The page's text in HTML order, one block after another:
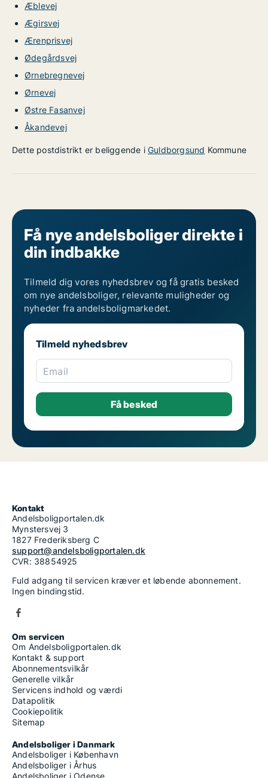
Æblevej
Ægirsvej
Ærenprisvej
Ødegårdsvej
Ørnebregnevej
Ørnevej
Østre Fasanvej
Åkandevej
Dette postdistrikt er beliggende i Guldborgsund Kommune
Få nye andelsboliger direkte i
din indbakke
Tilmeld dig vores nyhedsbrev og få gratis besked
om nye andelsboliger, relevante muligheder og
nyheder fra andelsboligmarkedet.
Tilmeld nyhedsbrev
Email
Kontakt
Andelsboligportalen.dk
Mynstersvej 3
1827 Frederiksberg C
support@andelsboligportalen.dk
CVR: 38854925
Fuld adgang til servicen kræver et løbende abonnement.
Ingen bindingstid.
Om servicen
Om Andelsboligportalen.dk
Kontakt & support
Abonnementsvilkår
Generelle vilkår
Servicens indhold og værdi
Datapolitik
Cookiepolitik
Sitemap
Andelsboliger i Danmark
Andelsboliger i København
Andelsboliger i Århus
Andelsboliger i Odense